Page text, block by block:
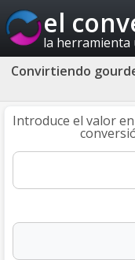
el
la herramienta
Convirtiendo
Introduce el valor